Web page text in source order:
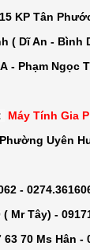
KP Tân
( Dĩ An - Bình
- Phạm Ngọc
Máy Tính Gia
Uyên
-
Mr Tây) -
70 Ms Hân -